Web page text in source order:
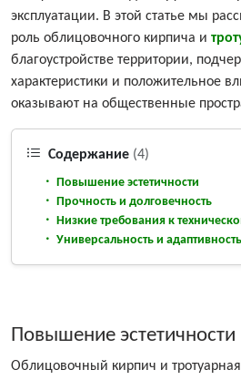
эксплуатации. В этой статье мы
роль облицовочного кирпича и
благоустройстве территории,
характеристики и положительное
оказывают на общественные
Содержание (4)
Повышение эстетичности
Прочность и долговечность
Низкие требования к
Универсальность и адаптивность
Повышение эстетичности
Облицовочный кирпич и